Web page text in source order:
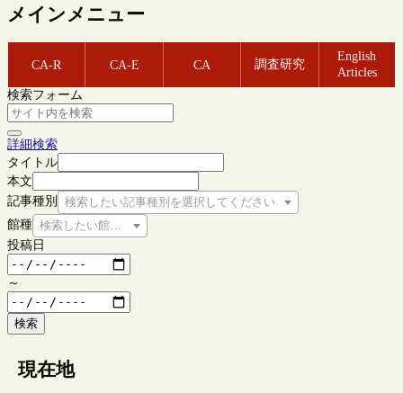
メインメニュー
CA-R CA-E CA 調査研究
English
Articles
検索フォーム
詳細検索
タイトル
本文
記事種別
検索したい記事種別を選択してください
館種 検索したい館種を選択してください
投稿日
～
検索
現在地